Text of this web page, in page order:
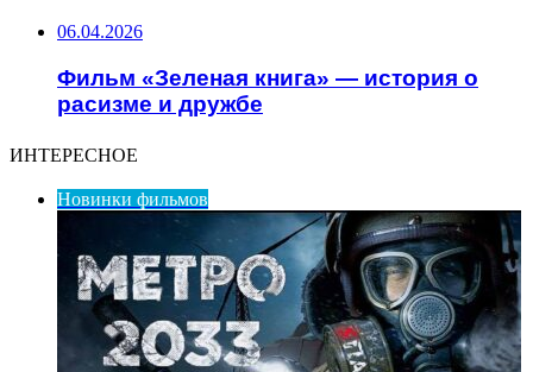
06.04.2026
Фильм «Зеленая книга» — история о
расизме и дружбе
ИНТЕРЕСНОЕ
Новинки фильмов